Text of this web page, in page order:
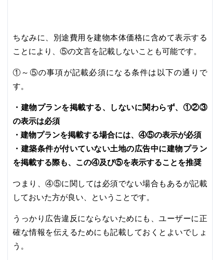
ちなみに、別途費用を建物本体価格に含めて表示する
ことにより、⑤の文言を記載しないことも可能です。
①～⑤の事項が記載必須になる条件は以下の通りで
す。
・建物プランを掲載する、しないに関わらず、①②③
の表示は必須
・建物プランを掲載する場合には、④⑤の表示が必須
・建築条件が付いていない土地の広告中に建物プラン
を掲載する際も、この④及び⑤を表示することを推奨
つまり、④⑤に関しては必須でない場合もあるが記載
しておいた方が良い、ということです。
うっかり広告違反にならないためにも、ユーザーに正
確な情報を伝えるためにも記載しておくとよいでしょ
う。